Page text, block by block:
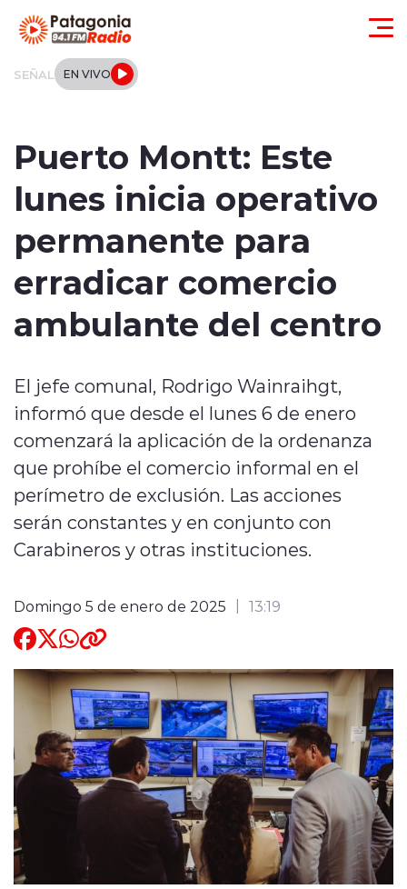
SEÑAL EN VIVO
Tendencias
Internacional
Entrevistas
Quienes Somos
Puerto Montt: Este
lunes inicia operativo
permanente para
erradicar comercio
ambulante del centro
El jefe comunal, Rodrigo Wainraihgt,
informó que desde el lunes 6 de enero
comenzará la aplicación de la ordenanza
que prohíbe el comercio informal en el
perímetro de exclusión. Las acciones
serán constantes y en conjunto con
Carabineros y otras instituciones.
Domingo 5 de enero de 2025 13:19